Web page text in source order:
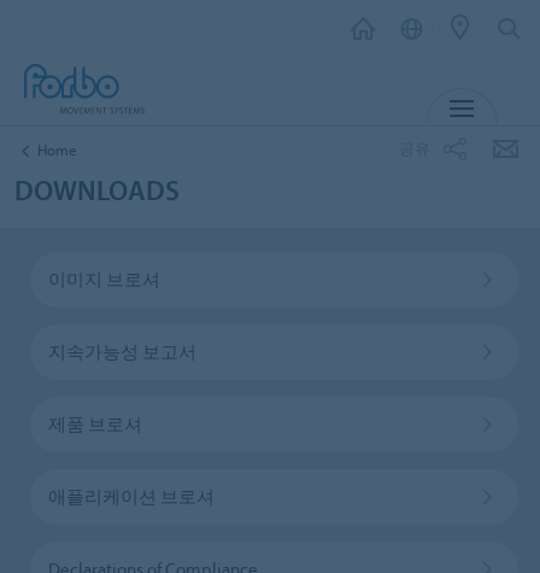
Home
DOWNLOADS
이미지 브로셔
지속가능성 보고서
제품 브로셔
애플리케이션 브로셔
Declarations of Compliance